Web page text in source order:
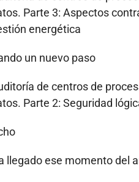
Parte 3: Aspectos
energética
un nuevo paso
de centros de
Parte 2: Seguridad
llegado ese momento del